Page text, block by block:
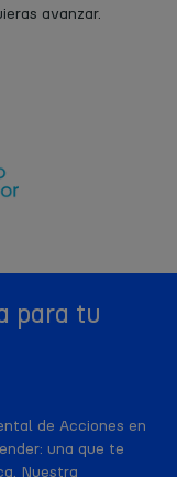
avanzar.
para tu
de Acciones en
una que te
Nuestra